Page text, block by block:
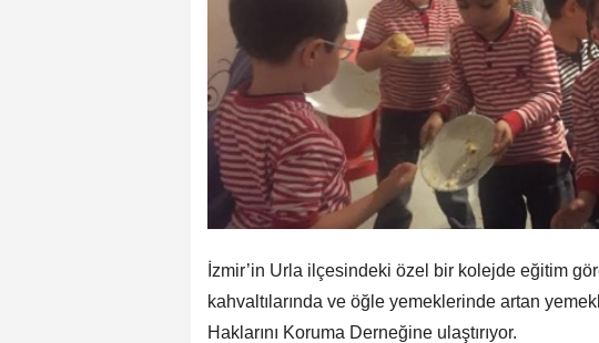
İzmir’in Urla ilçesindeki özel bir kolejde eğitim
kahvaltılarında ve öğle yemeklerinde artan
Haklarını Koruma Derneğine ulaştırıyor.